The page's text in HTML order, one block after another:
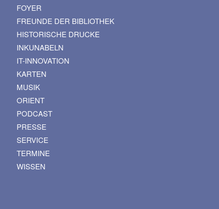
FOYER
FREUNDE DER BIBLIOTHEK
HISTORISCHE DRUCKE
INKUNABELN
IT-INNOVATION
KARTEN
MUSIK
ORIENT
PODCAST
PRESSE
SERVICE
TERMINE
WISSEN